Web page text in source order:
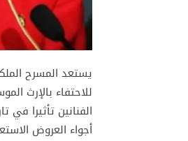
للاحتفاء بالإرث
الفنانين تأثيرا
أجواء العروض